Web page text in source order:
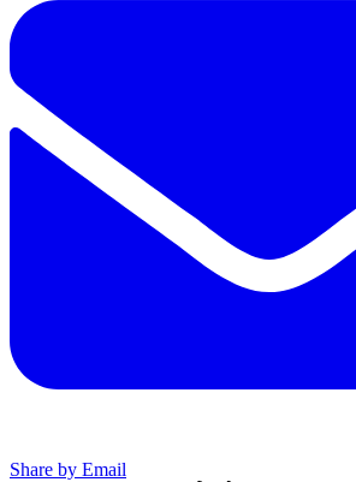
Share by Email